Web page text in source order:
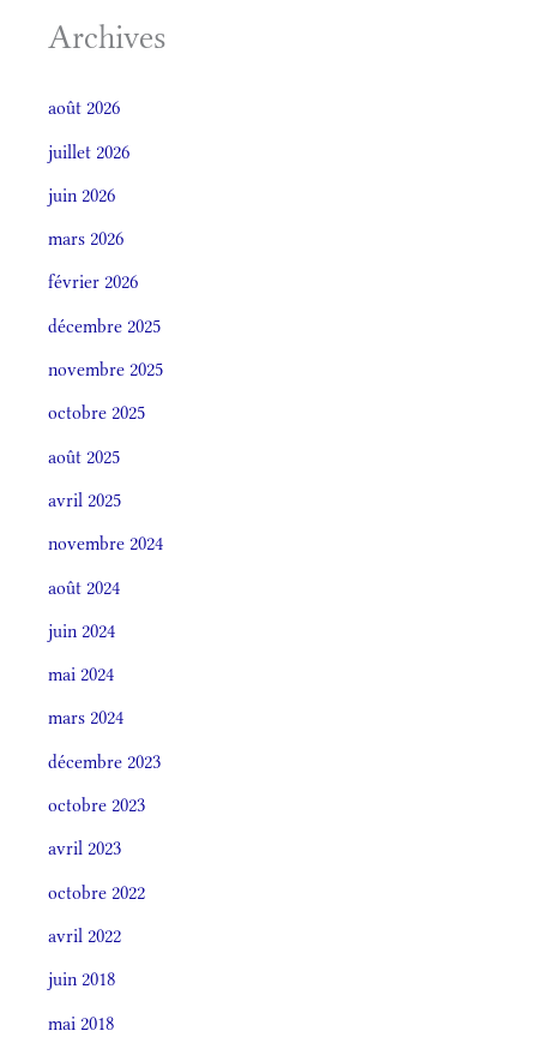
Archives
août 2026
juillet 2026
juin 2026
mars 2026
février 2026
décembre 2025
novembre 2025
octobre 2025
août 2025
avril 2025
novembre 2024
août 2024
juin 2024
mai 2024
mars 2024
décembre 2023
octobre 2023
avril 2023
octobre 2022
avril 2022
juin 2018
mai 2018